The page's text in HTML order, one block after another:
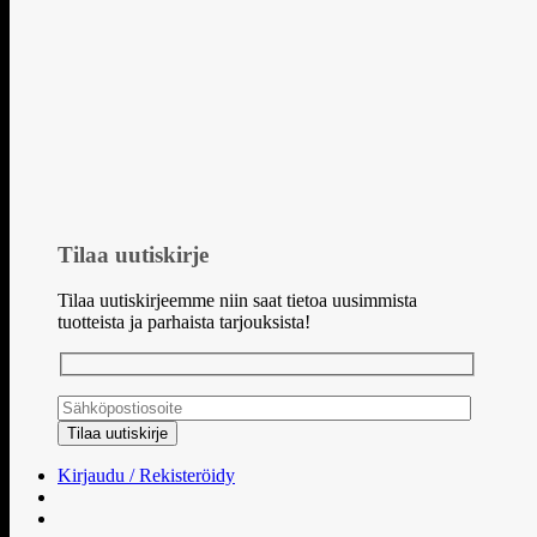
Tilaa uutiskirje
Tilaa uutiskirjeemme niin saat tietoa uusimmista
tuotteista ja parhaista tarjouksista!
Kirjaudu / Rekisteröidy